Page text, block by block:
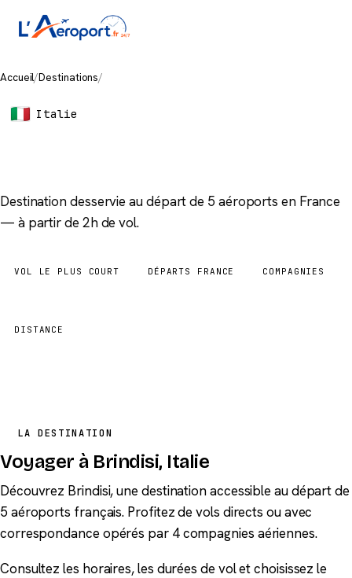
Accueil/Destinations/
Italie
Destination desservie au départ de 5 aéroports en France
— à partir de 2h de vol.
VOL LE PLUS COURT DÉPARTS FRANCE COMPAGNIES
DISTANCE
LA DESTINATION
Voyager à Brindisi, Italie
Découvrez Brindisi, une destination accessible au départ de
5 aéroports français. Profitez de vols directs ou avec
correspondance opérés par 4 compagnies aériennes.
Consultez les horaires, les durées de vol et choisissez le